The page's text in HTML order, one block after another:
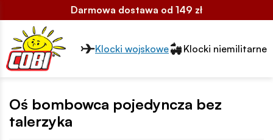
Darmowa dostawa od 149 zł
Przełącznik segmentów2
Klocki wojskowe Klocki niemilitarne
Oś bombowca pojedyncza bez
talerzyka